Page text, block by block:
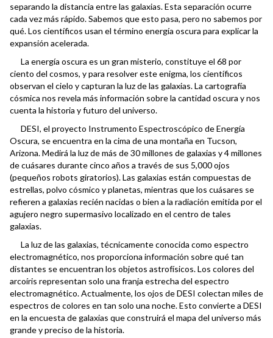
separando la distancia entre las galaxias. Esta separación ocurre
cada vez más rápido. Sabemos que esto pasa, pero no sabemos por
qué. Los científicos usan el término energía oscura para explicar la
expansión acelerada.
La energía oscura es un gran misterio, constituye el 68 por
ciento del cosmos, y para resolver este enigma, los científicos
observan el cielo y capturan la luz de las galaxias. La cartografía
cósmica nos revela más información sobre la cantidad oscura y nos
cuenta la historia y futuro del universo.
DESI, el proyecto Instrumento Espectroscópico de Energía
Oscura, se encuentra en la cima de una montaña en Tucson,
Arizona. Medirá la luz de más de 30 millones de galaxias y 4 millones
de cuásares durante cinco años a través de sus 5,000 ojos
(pequeños robots giratorios). Las galaxias están compuestas de
estrellas, polvo cósmico y planetas, mientras que los cuásares se
refieren a galaxias recién nacidas o bien a la radiación emitida por el
agujero negro supermasivo localizado en el centro de tales
galaxias.
La luz de las galaxias, técnicamente conocida como espectro
electromagnético, nos proporciona información sobre qué tan
distantes se encuentran los objetos astrofísicos. Los colores del
arcoíris representan solo una franja estrecha del espectro
electromagnético. Actualmente, los ojos de DESI colectan miles de
espectros de colores en tan solo una noche. Esto convierte a DESI
en la encuesta de galaxias que construirá el mapa del universo más
grande y preciso de la historia.